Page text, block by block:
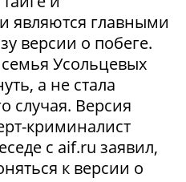
являются главными
версии о побеге.
Усольцевых
а не стала
случая. Версия
криминалист
с aif.ru заявил,
к версии о